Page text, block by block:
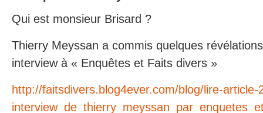
Qui est monsieur Brisard ?
Thierry Meyssan a commis quelques
interview à « Enquêtes et Faits divers »
http://faitsdivers.blog4ever.com/blog/lire-article-